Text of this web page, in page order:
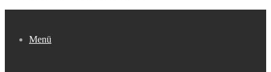
Menü